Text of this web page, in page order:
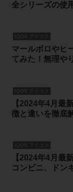
全シリーズの使
IQOS アイコス
マールボロやヒ
てみた！無理や
IQOS アイコス
【2024年4月最
徴と違いを徹底
IQOS アイコス
【2024年4月最
コンビニ、ドン